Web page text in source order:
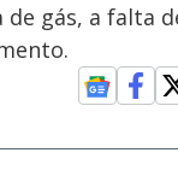
gás, a falta